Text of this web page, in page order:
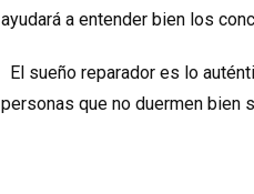
ayudará a entender bien los
El sueño reparador es lo
personas que no duermen bien